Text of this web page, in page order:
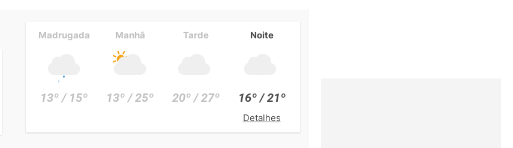
Madrugada
13º / 15º
Manhã
13º / 25º
Tarde
20º / 27º
Noite
16º / 21º
Detalhes